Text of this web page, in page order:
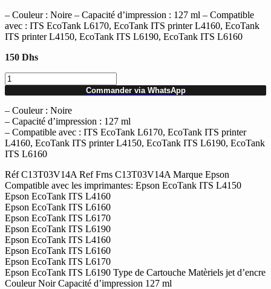
– Couleur : Noire – Capacité d’impression : 127 ml – Compatible
avec : ITS EcoTank L6170, EcoTank ITS printer L4160, EcoTank
ITS printer L4150, EcoTank ITS L6190, EcoTank ITS L6160
150 Dhs
quantité
de
Bouteille
d'encre
noire
Epson
EcoTank
101
Commander via WhatsApp
– Couleur : Noire
– Capacité d’impression : 127 ml
– Compatible avec : ITS EcoTank L6170, EcoTank ITS printer
L4160, EcoTank ITS printer L4150, EcoTank ITS L6190, EcoTank
ITS L6160
Réf C13T03V14A Ref Frns C13T03V14A Marque Epson
Compatible avec les imprimantes: Epson EcoTank ITS L4150
Epson EcoTank ITS L4160
Epson EcoTank ITS L6160
Epson EcoTank ITS L6170
Epson EcoTank ITS L6190
Epson EcoTank ITS L4160
Epson EcoTank ITS L6160
Epson EcoTank ITS L6170
Epson EcoTank ITS L6190 Type de Cartouche Matèriels jet d’encre
Couleur Noir Capacité d’impression 127 ml